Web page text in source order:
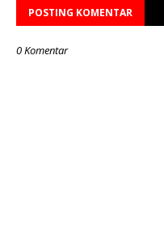
POSTING KOMENTAR
0 Komentar